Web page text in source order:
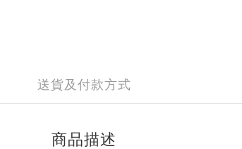
送貨及付款方式
商品描述